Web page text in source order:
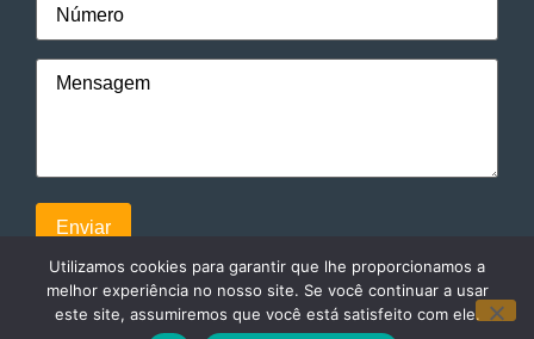
Utilizamos cookies para garantir que lhe proporcionamos a
melhor experiência no nosso site. Se você continuar a usar
este site, assumiremos que você está satisfeito com ele.